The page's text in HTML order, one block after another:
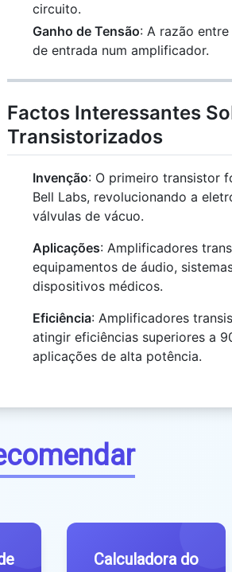
circuito.
Ganho de Tensão: A razão
de entrada num amplificador.
Factos Interessantes
Transistorizados
Invenção: O primeiro transistor
Bell Labs, revolucionando a
válvulas de vácuo.
Aplicações: Amplificadores
equipamentos de áudio,
dispositivos médicos.
Eficiência: Amplificadores
atingir eficiências superiores a
aplicações de alta potência.
Calculadora do